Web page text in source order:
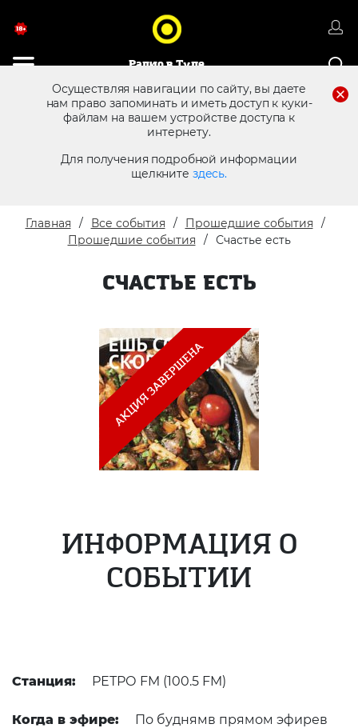
Радио в Туле
Осуществляя навигации по сайту, вы даете
нам право запоминать и иметь доступ к куки-
файлам на вашем устройстве доступа к
интернету.
Для получения подробной информации
щелкните здесь.
8 (4872) 250 470 Реклама в эфире
Главная Все события
Прошедшие события
Прошедшие события
Счастье есть
СЧАСТЬЕ ЕСТЬ
ИНФОРМАЦИЯ О
СОБЫТИИ
Станция: РЕТРО FM (100.5 FM)
Когда в эфире:
По буднямв прямом эфирев